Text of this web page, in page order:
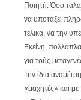
Ποιητή. Όσο
να υποτάξει
τελικά, να την
Εκείνη,
για τούς
Την ίδια
«μαχητές» και